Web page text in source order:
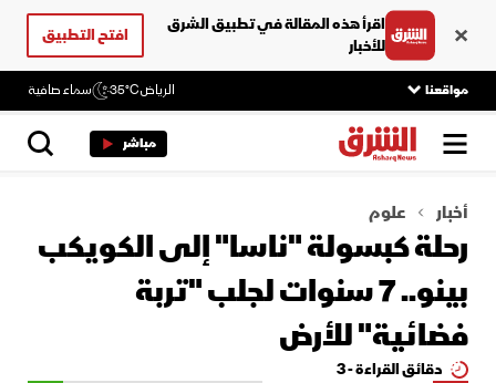
اقرأ هذه المقالة في تطبيق الشرق
للأخبار
افتح التطبيق
مواقعنا الرياض35°C سماء صافية
مباشر
أخبار علوم
رحلة كبسولة "ناسا" إلى الكويكب
بينو.. 7 سنوات لجلب "تربة
فضائية" للأرض
دقائق القراءة - 3